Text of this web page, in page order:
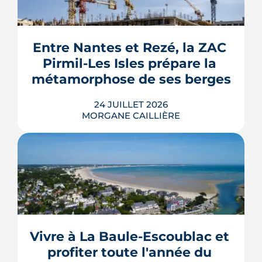
geste » de MaPrimeRénov' au 1er
septembre 2026, sous réserve de la
publication des textes définitifs.
fenêtres, VMC, chauffe-eau
thermodynamique, chauffage au bois
et solaire thermi...
Entre Nantes et Rezé, la ZAC
Pirmil-Les Isles prépare la
métamorphose de ses berges
24 JUILLET 2026
MORGANE CAILLIÈRE
Le projet de la ZAC Pirmil-Les Isles
déploie 3 300 logements neufs entre
Rezé et Nantes, dont 55 % attribués au
en Bail Réel Solidaire.
LIRE L'ARTICLE
Vivre à La Baule-Escoublac et
profiter toute l'année du